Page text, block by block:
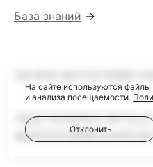
База знаний →
ЧЕМ ГАЛЕРЕИ
На сайте используются
и анализа посещаемости.
Отклонить